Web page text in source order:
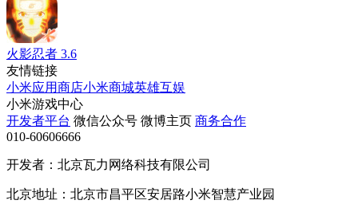
火影忍者 3.6
友情链接
小米应用商店小米商城英雄互娱
小米游戏中心
开发者平台 微信公众号 微博主页 商务合作
010-60606666
开发者：北京瓦力网络科技有限公司
北京地址：北京市昌平区安居路小米智慧产业园